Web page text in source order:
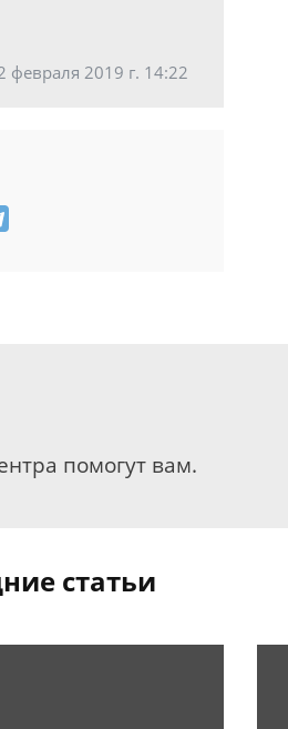
февраля 2019 г. 14:22
помогут вам.
статьи